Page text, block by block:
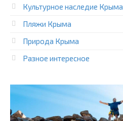
Культурное наследие Крыма
Пляжи Крыма
Природа Крыма
Разное интересное